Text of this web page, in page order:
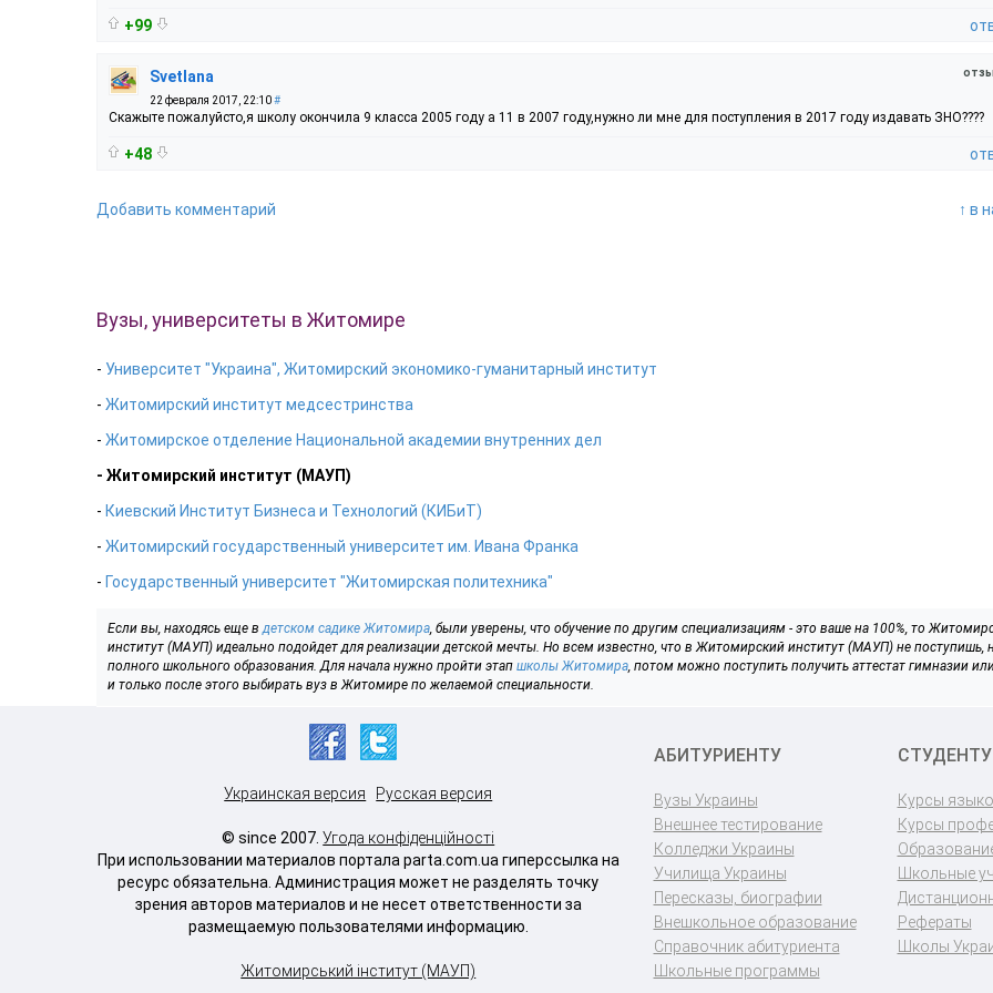
+99
Svetlana
22 февраля 2017, 22:10#
Скажыте пожалуйсто,я школу окончила 9 класса 2005 году а 11 в 2007 году,нужно ли мне для поступления в 2017 году издавать ЗНО????
+48
Добавить комментарий ↑ в
Вузы, университеты в Житомире
- Университет "Украина", Житомирский экономико-гуманитарный институт
- Житомирский институт медсестринства
- Житомирское отделение Национальной академии внутренних дел
- Житомирский институт (МАУП)
- Киевский Институт Бизнеса и Технологий (КИБиТ)
- Житомирский государственный университет им. Ивана Франка
- Государственный университет "Житомирская политехника"
Если вы, находясь еще вдетском садике Житомира, были уверены, что обучение по другим специализациям - это ваше на 100%, то
институт (МАУП) идеально подойдет для реализации детской мечты. Но всем известно, что в Житомирский институт (МАУП) не поступишь,
полного школьного образования. Для начала нужно пройти этап школы Житомира, потом можно поступить получить аттестат гимназии
и только после этого выбирать вуз в Житомире по желаемой специальности.
Украинская версия Русская версия
© since 2007.Угода конфіденційності
При использовании материалов портала parta.com.ua гиперссылка на
ресурс обязательна. Администрация может не разделять точку
зрения авторов материалов и не несет ответственности за
размещаемую пользователями информацию.
Житомирський інститут (МАУП)
АБИТУРИЕНТУ
Вузы Украины
Внешнее тестирование
Колледжи Украины
Училища Украины
Пересказы, биографии
Внешкольное образование
Справочник абитуриента
Школьные программы
СТУДЕНТУ
Курсы
Курсы
Школьные
Рефераты
Школы